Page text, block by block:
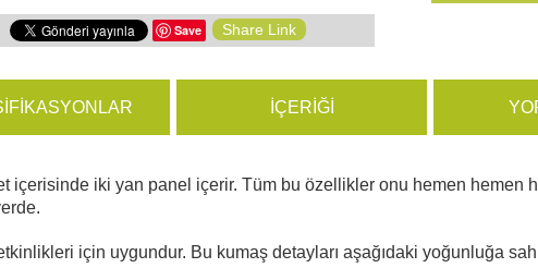
Save Share Link
İÇERIĞI
içerisinde iki yan panel içerir. Tüm bu özellikler onu hemen hemen
için uygundur. Bu kumaş detayları aşağıdaki yoğunluğa